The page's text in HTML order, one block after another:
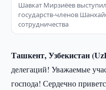
Шавкат Мирзиёев
государств-членов
сотрудничества
Ташкент, Узбекистан
делегаций! Уважаемые
господа! Сердечно